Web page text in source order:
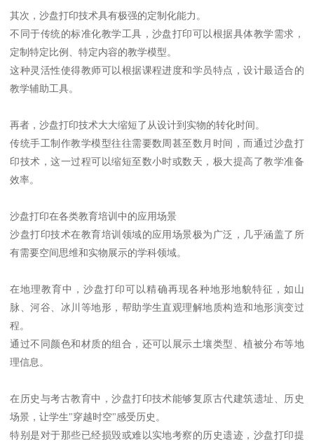
其次，沙盘打印技术具有极强的定制化能力。
不同于传统的标准化教学工具，沙盘打印可以根据具体教学需求，
定制特定比例、特定内容的教学模型。
这种灵活性使得教师可以根据课程进度和学员特点，设计最适合的
教学辅助工具。
再者，沙盘打印技术大大缩短了从设计到实物的转化时间。
传统手工制作教学模型往往需要数周甚至数月时间，而通过沙盘打
印技术，这一过程可以缩短至数小时或数天，极大提高了教学准备
效率。
沙盘打印在各类教育培训中的应用场景
沙盘打印技术在教育培训领域的应用场景极为广泛，几乎涵盖了所
有需要空间思维和实物展示的学科领域。
在地理教育中，沙盘打印可以精确再现各种地形地貌特征，如山
脉、河谷、冰川等地形，帮助学生直观理解地质构造和地形演变过
程。
通过不同颜色和材质的组合，还可以展示土壤类型、植被分布等地
理信息。
在历史与考古教育中，沙盘打印技术能够复原古代建筑遗址、历史
场景，让学生"穿越时空"感受历史。
特别是对于那些已经损毁或难以实地考察的历史遗迹，沙盘打印提